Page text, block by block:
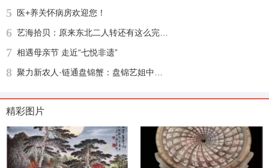
5 医+养关怀病房欢迎您！
6
7 相遇母亲节 走近“七悦非遗”
8
精彩图片